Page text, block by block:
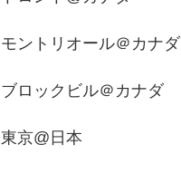
モントリオール＠カナダ
ブロックビル＠カナダ
東京@日本